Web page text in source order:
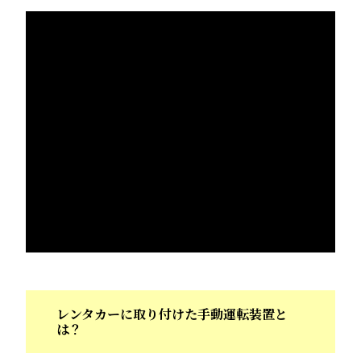
レンタカーに取り付けた手動運転装置と
は？